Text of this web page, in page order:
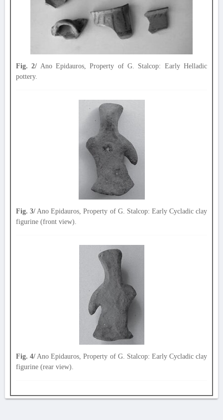
Fig. 2/ Ano Epidauros, Property of G. Stalcop: Early Helladic
pottery.
Fig. 3/ Ano Epidauros, Property of G. Stalcop: Early Cycladic clay
figurine (front view).
Fig. 4/ Ano Epidauros, Property of G. Stalcop: Early Cycladic clay
figurine (rear view).